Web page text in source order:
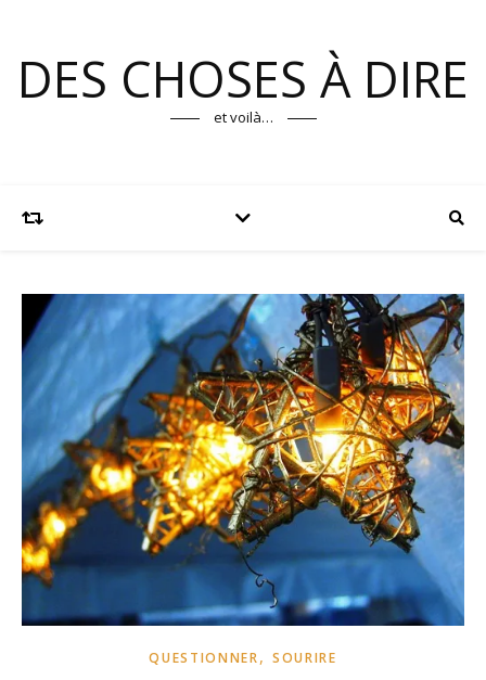
DES CHOSES À DIRE
et voilà…
QUESTIONNER, SOURIRE